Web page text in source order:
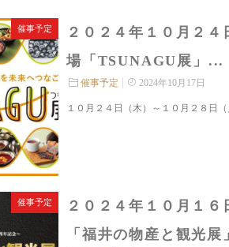
催事予定
２０２４年１０月２
場「TSUNAGU展」...
催事予定 2024年10月17日
１０月２４日（木）～１０月２８日
催事予定
２０２４年１０月１
「福井の物産と観光展